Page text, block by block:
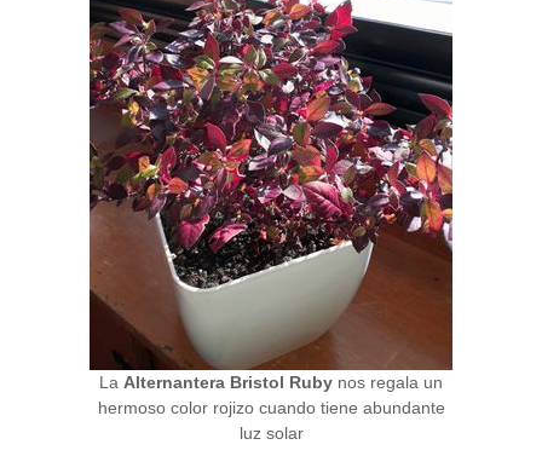
La Alternantera Bristol Ruby nos regala un
hermoso color rojizo cuando tiene abundante
luz solar